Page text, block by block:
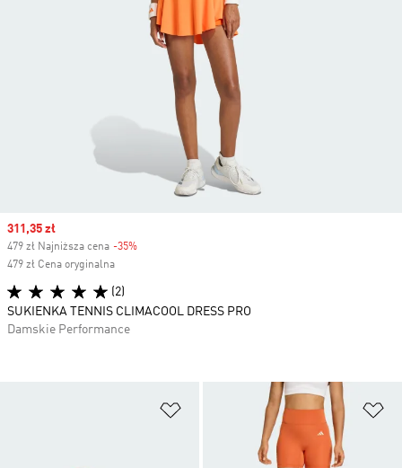
Dodaj do listy życzeń
Sale price
311,35 zł
479 zł Najniższa cena -35%
479 zł Cena oryginalna
(2)
SUKIENKA TENNIS CLIMACOOL DRESS PRO
Damskie Performance